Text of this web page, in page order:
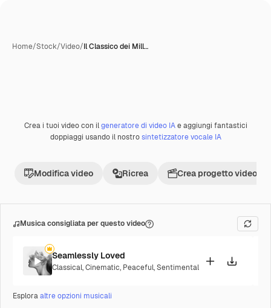
Home/Stock/Video/Il Classico dei Mill…
Premium
Crea i tuoi video con ilgeneratore di video IAe aggiungi fantastici
doppiaggi usando il nostrosintetizzatore vocale IA
Modifica video Ricrea Crea progetto video
Musica consigliata per questo video
Seamlessly Loved
Classical,Cinematic, Peaceful,Sentimental
Esploraaltre opzioni musicali